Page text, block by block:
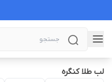
لب طلا کنگره